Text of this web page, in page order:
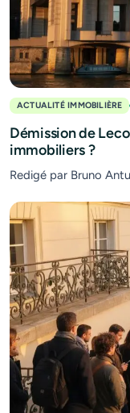
ACTUALITÉ IMMOBILIÈRE
Démission de
immobiliers ?
Redigé par Bruno